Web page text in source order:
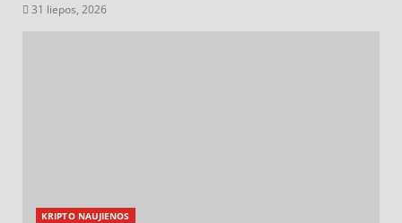
31 liepos, 2026
KRIPTO NAUJIENOS